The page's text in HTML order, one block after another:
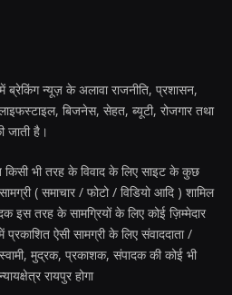
ब्रेकिंग न्यूज़ के अलावा राजनीति, प्रशासन,
बिजनेस, सेहत, ब्यूटी, रोजगार तथा
जाती है।
भी तरह के विवाद के लिए साइट के कुछ
( समाचार / फोटो / विडियो आदि ) शामिल
इस तरह के सामग्रियों के लिए कोई ज़िम्मेदार
ऐसी सामग्री के लिए संवाददाता /
मुद्रक, प्रकाशक, संपादक की कोई भी
रायपुर होगा